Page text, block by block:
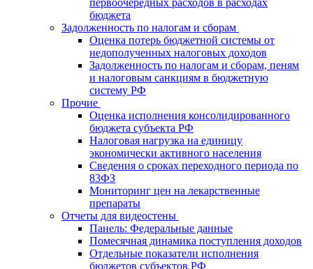
первоочередных расходов в расходах
бюджета
Задолженность по налогам и сборам
Оценка потерь бюджетной системы от
недополученных налоговых доходов
Задолженность по налогам и сборам, пеням
и налоговым санкциям в бюджетную
систему РФ
Прочие
Оценка исполнения консолидированного
бюджета субъекта РФ
Налоговая нагрузка на единицу
экономически активного населения
Сведения о сроках переходного периода по
83ФЗ
Мониторинг цен на лекарственные
препараты
Отчеты для видеостены
Панель: Федеральные данные
Помесячная динамика поступления доходов
Отдельные показатели исполнения
бюджетов субъектов РФ